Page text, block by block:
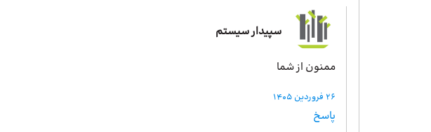
سپیدار سیستم
ممنون از شما
26 فروردین 1405
پاسخ